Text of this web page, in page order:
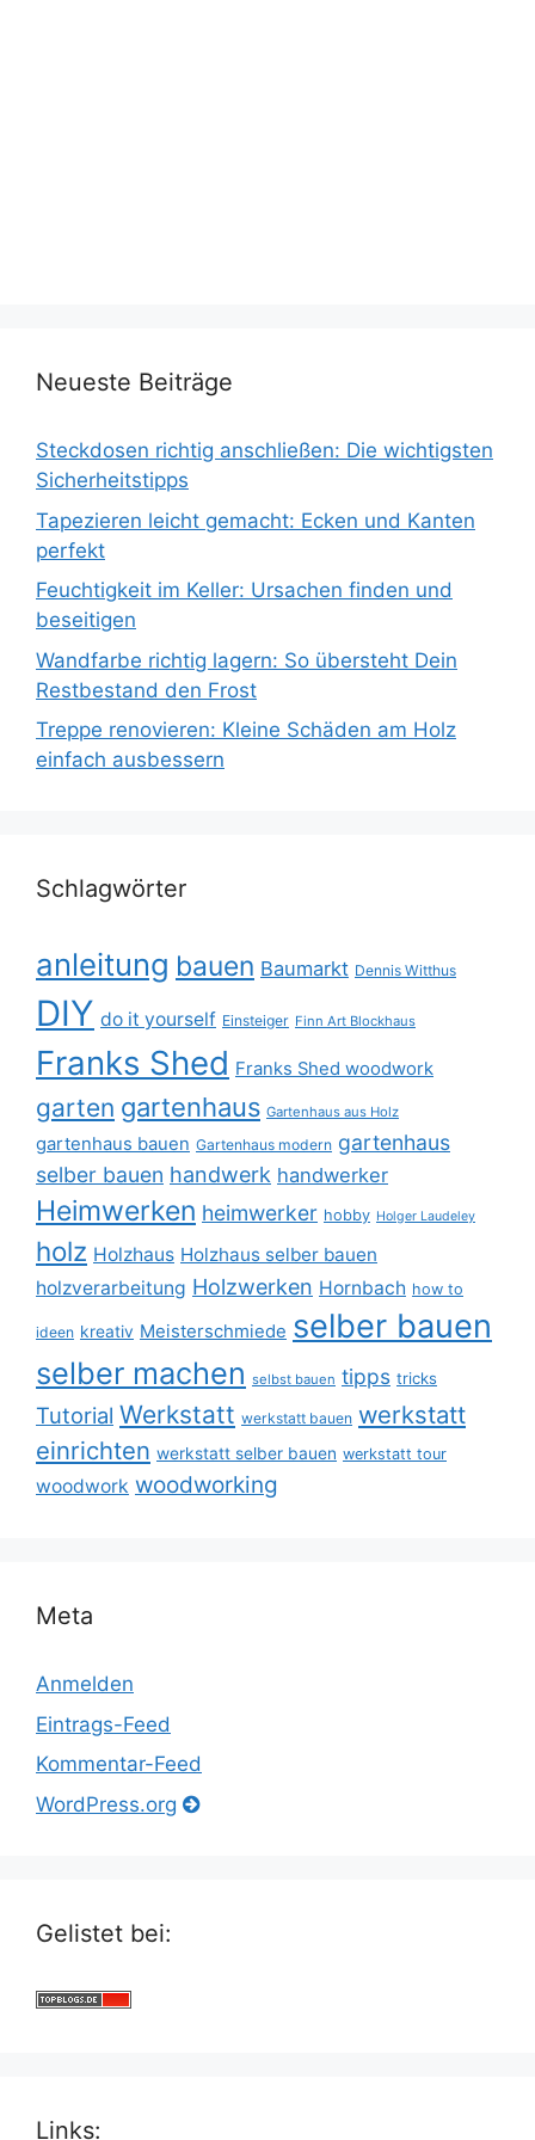
Neueste Beiträge
Steckdosen richtig anschließen: Die wichtigsten
Sicherheitstipps
Tapezieren leicht gemacht: Ecken und Kanten
perfekt
Feuchtigkeit im Keller: Ursachen finden und
beseitigen
Wandfarbe richtig lagern: So übersteht Dein
Restbestand den Frost
Treppe renovieren: Kleine Schäden am Holz
einfach ausbessern
Schlagwörter
anleitung bauen Baumarkt Dennis Witthus
DIY do it yourself Einsteiger Finn Art Blockhaus
Franks Shed Franks Shed woodwork
garten gartenhaus Gartenhaus aus Holz
gartenhaus bauen Gartenhaus modern gartenhaus
selber bauen handwerk handwerker
Heimwerken heimwerker hobby Holger Laudeley
holz Holzhaus Holzhaus selber bauen
holzverarbeitung Holzwerken Hornbach how to
ideen kreativ Meisterschmiede selber bauen
selber machen selbst bauen tipps tricks
Tutorial Werkstatt werkstatt bauen werkstatt
einrichten werkstatt selber bauen werkstatt tour
woodwork woodworking
Meta
Anmelden
Eintrags-Feed
Kommentar-Feed
WordPress.org
Gelistet bei:
Links: